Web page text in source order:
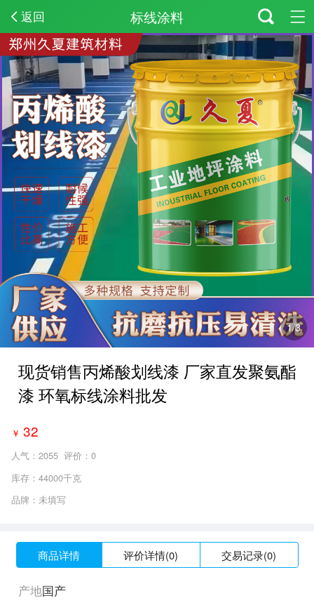
返回 标线涂料
1/3
现货销售丙烯酸划线漆 厂家直发聚氨酯
漆 环氧标线涂料批发
￥ 32
人气： 2055评价：0
库存：44000千克
品牌：未填写
商品详情 评价详情(0) 交易记录(0)
产地国产